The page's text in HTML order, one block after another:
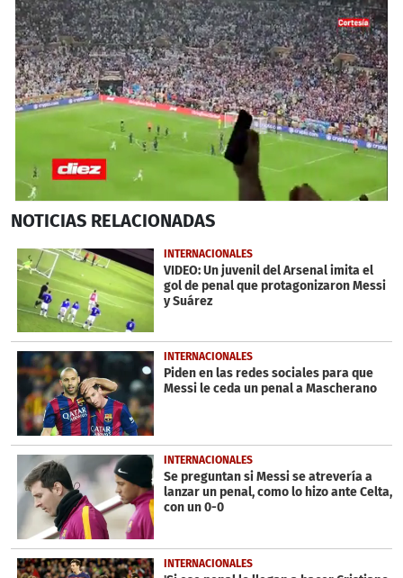
seconds
49
seconds
NOTICIAS RELACIONADAS
INTERNACIONALES
VIDEO: Un juvenil del Arsenal imita el
gol de penal que protagonizaron Messi
y Suárez
INTERNACIONALES
Piden en las redes sociales para que
Messi le ceda un penal a Mascherano
INTERNACIONALES
Se preguntan si Messi se atrevería a
lanzar un penal, como lo hizo ante Celta,
con un 0-0
INTERNACIONALES